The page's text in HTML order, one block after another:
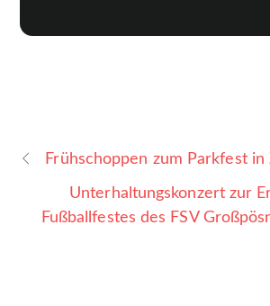
Frühschoppen zum Parkfest
Unterhaltungskonzert zur
Fußballfestes des FSV